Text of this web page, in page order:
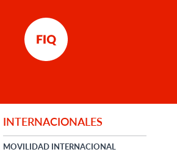
INTERNACIONALES
MOVILIDAD INTERNACIONAL